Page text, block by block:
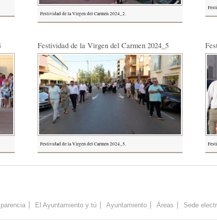
Festividad de la Virgen del Carmen 2024_2.
Festividad de la Virgen del Carmen 2024_5
Festividad de la Virgen del Carmen 2024_5.
El Ayuntamiento y tú Ayuntamiento Áreas Sede